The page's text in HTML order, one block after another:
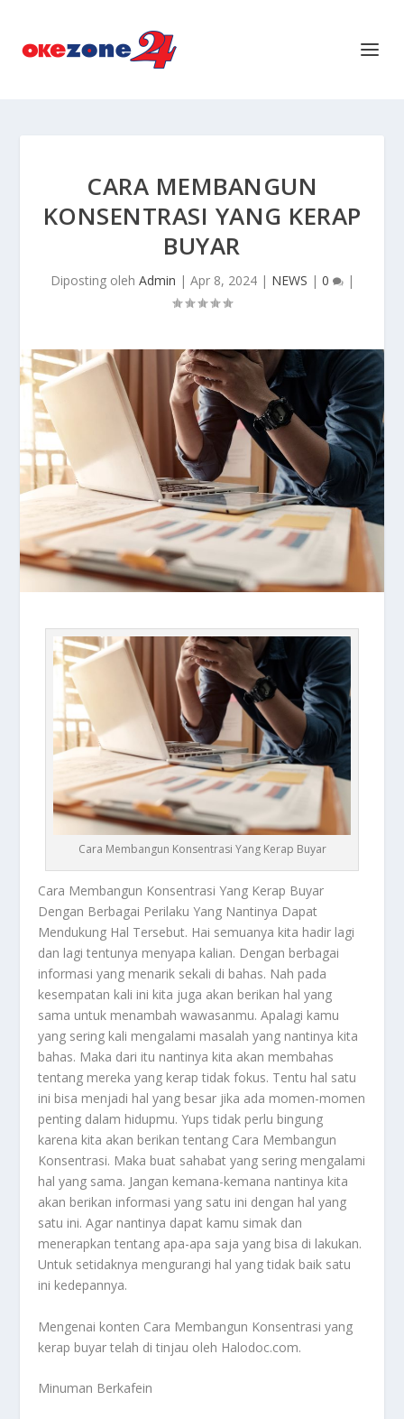
CARA MEMBANGUN
KONSENTRASI YANG KERAP
BUYAR
Diposting oleh Admin | Apr 8, 2024| NEWS | 0 |
Cara Membangun Konsentrasi Yang Kerap Buyar
Cara Membangun Konsentrasi Yang Kerap Buyar
Dengan Berbagai Perilaku Yang Nantinya Dapat
Mendukung Hal Tersebut. Hai semuanya kita hadir lagi
dan lagi tentunya menyapa kalian. Dengan berbagai
informasi yang menarik sekali di bahas. Nah pada
kesempatan kali ini kita juga akan berikan hal yang
sama untuk menambah wawasanmu. Apalagi kamu
yang sering kali mengalami masalah yang nantinya kita
bahas. Maka dari itu nantinya kita akan membahas
tentang mereka yang kerap tidak fokus. Tentu hal satu
ini bisa menjadi hal yang besar jika ada momen-momen
penting dalam hidupmu. Yups tidak perlu bingung
karena kita akan berikan tentang Cara Membangun
Konsentrasi. Maka buat sahabat yang sering mengalami
hal yang sama. Jangan kemana-kemana nantinya kita
akan berikan informasi yang satu ini dengan hal yang
satu ini. Agar nantinya dapat kamu simak dan
menerapkan tentang apa-apa saja yang bisa di lakukan.
Untuk setidaknya mengurangi hal yang tidak baik satu
ini kedepannya.
Mengenai konten Cara Membangun Konsentrasi yang
kerap buyar telah di tinjau oleh Halodoc.com.
Minuman Berkafein